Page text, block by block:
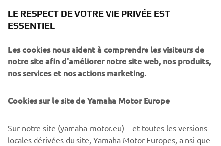
le souffle, explorez des itinéraires historiques et vivez
l’excitation des aventures tout-terrain.
lesquels vous traverserez des paysages d’une beauté à
couper le souffle, des montagnes majestueuses, des
déserts arides, en passant par des oasis luxuriantes et des
de votre quad ou SSV
Maroc en toute
liberté.
LE RESPECT DE VOTRE VIE PRIVÉE EST
ESSENTIEL
Les cookies nous aident à comprendre les visiteurs de
notre site afin d'améliorer notre site web, nos produits,
nos services et nos actions marketing.
Cookies sur le site de Yamaha Motor Europe
Sur notre site (yamaha-motor.eu) – et toutes les versions
locales dérivées du site, Yamaha Motor Europes, ainsi que